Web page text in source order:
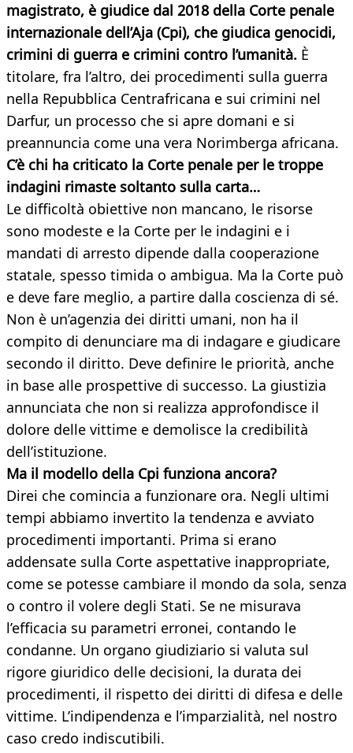
magistrato, è giudice dal 2018 della Corte penale
internazionale dell’Aja (Cpi), che giudica genocidi,
crimini di guerra e crimini contro l’umanità. È
titolare, fra l’altro, dei procedimenti sulla guerra
nella Repubblica Centrafricana e sui crimini nel
Darfur, un processo che si apre domani e si
preannuncia come una vera Norimberga africana.
C’è chi ha criticato la Corte penale per le troppe
indagini rimaste soltanto sulla carta…
Le difficoltà obiettive non mancano, le risorse
sono modeste e la Corte per le indagini e i
mandati di arresto dipende dalla cooperazione
statale, spesso timida o ambigua. Ma la Corte può
e deve fare meglio, a partire dalla coscienza di sé.
Non è un’agenzia dei diritti umani, non ha il
compito di denunciare ma di indagare e giudicare
secondo il diritto. Deve definire le priorità, anche
in base alle prospettive di successo. La giustizia
annunciata che non si realizza approfondisce il
dolore delle vittime e demolisce la credibilità
dell’istituzione.
Ma il modello della Cpi funziona ancora?
Direi che comincia a funzionare ora. Negli ultimi
tempi abbiamo invertito la tendenza e avviato
procedimenti importanti. Prima si erano
addensate sulla Corte aspettative inappropriate,
come se potesse cambiare il mondo da sola, senza
o contro il volere degli Stati. Se ne misurava
l’efficacia su parametri erronei, contando le
condanne. Un organo giudiziario si valuta sul
rigore giuridico delle decisioni, la durata dei
procedimenti, il rispetto dei diritti di difesa e delle
vittime. L’indipendenza e l’imparzialità, nel nostro
caso credo indiscutibili.